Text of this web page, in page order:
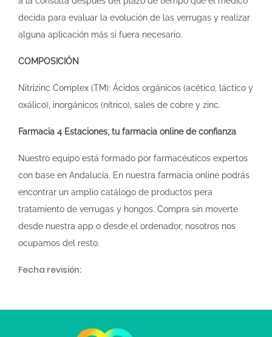
decida para evaluar la evolución de las verrugas y realizar
alguna aplicación más si fuera necesario.
COMPOSICIÓN
Nitrizinc Complex (TM): Ácidos orgánicos (acético, láctico y
oxálico), inorgánicos (nítrico), sales de cobre y zinc.
Farmacia 4 Estaciones, tu farmacia online de confianza
Nuestro equipo está formado por farmacéuticos expertos
con base en Andalucía. En nuestra farmacia online podrás
encontrar un amplio catálogo de productos pera
tratamiento de verrugas y hongos. Compra sin moverte
desde nuestra app o desde el ordenador, nosotros nos
ocupamos del resto.
Fecha revisión: